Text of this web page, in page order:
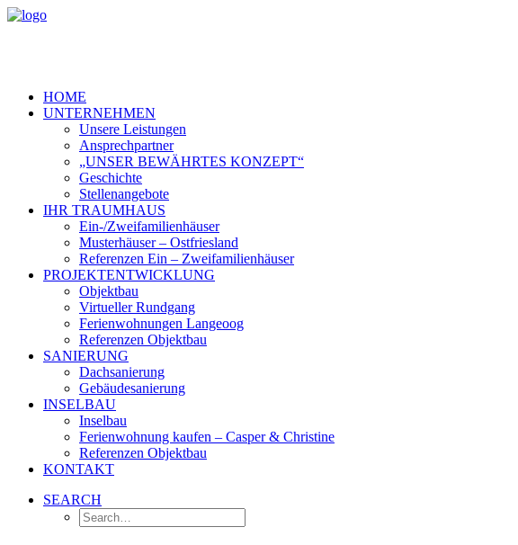
HOME
UNTERNEHMEN
Unsere Leistungen
Ansprechpartner
„UNSER BEWÄHRTES KONZEPT“
Geschichte
Stellenangebote
IHR TRAUMHAUS
Ein-/Zweifamilienhäuser
Musterhäuser – Ostfriesland
Referenzen Ein – Zweifamilienhäuser
PROJEKTENTWICKLUNG
Objektbau
Virtueller Rundgang
Ferienwohnungen Langeoog
Referenzen Objektbau
SANIERUNG
Dachsanierung
Gebäudesanierung
INSELBAU
Inselbau
Ferienwohnung kaufen – Casper & Christine
Referenzen Objektbau
KONTAKT
SEARCH